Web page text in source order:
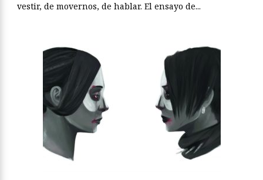
vestir, de movernos, de hablar. El ensayo de...